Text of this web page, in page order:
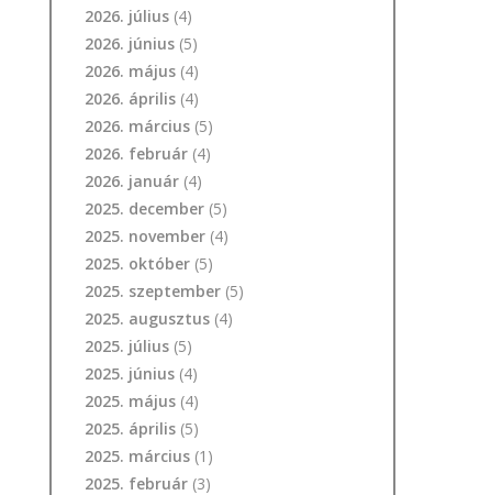
2026. július (4)
2026. június (5)
2026. május (4)
2026. április (4)
2026. március (5)
2026. február (4)
2026. január (4)
2025. december (5)
2025. november (4)
2025. október (5)
2025. szeptember (5)
2025. augusztus (4)
2025. július (5)
2025. június (4)
2025. május (4)
2025. április (5)
2025. március (1)
2025. február (3)